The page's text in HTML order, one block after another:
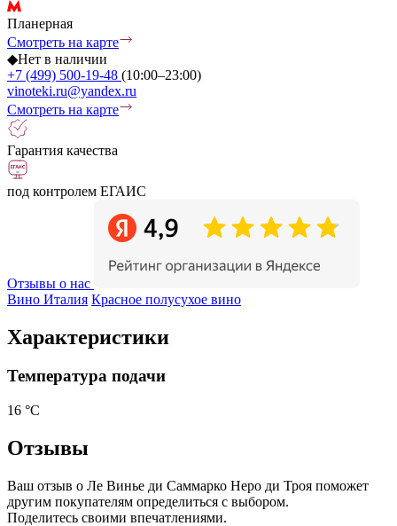
Планерная
Смотреть на карте
◆Нет в наличии
+7 (499) 500-19-48 (10:00–23:00)
vinoteki.ru@yandex.ru
Смотреть на карте
Гарантия качества
под контролем ЕГАИС
Отзывы о нас
Вино Италия Красное полусухое вино
Характеристики
Температура подачи
16 °С
Отзывы
Ваш отзыв о Ле Винье ди Саммарко Неро ди Троя поможет
другим покупателям определиться с выбором.
Поделитесь своими впечатлениями.